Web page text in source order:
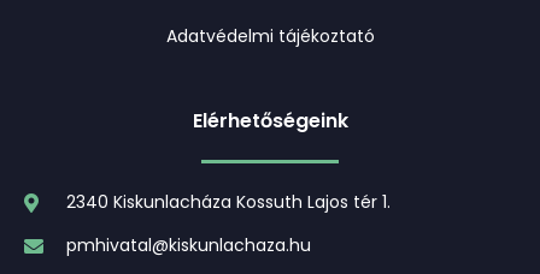
Adatvédelmi tájékoztató
Elérhetőségeink
2340 Kiskunlacháza Kossuth Lajos tér 1.
pmhivatal@kiskunlachaza.hu